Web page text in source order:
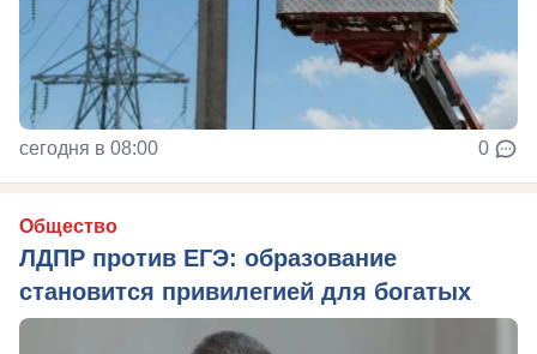
сегодня в 08:00 0
Общество
ЛДПР против ЕГЭ: образование
становится привилегией для богатых